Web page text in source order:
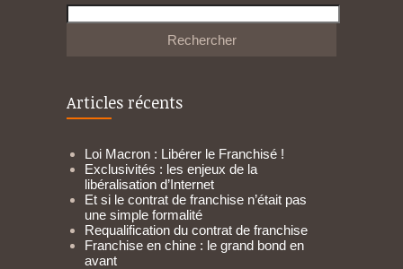
Rechercher :
Articles récents
Loi Macron : Libérer le Franchisé !
Exclusivités : les enjeux de la
libéralisation d’Internet
Et si le contrat de franchise n’était pas
une simple formalité
Requalification du contrat de franchise
Franchise en chine : le grand bond en
avant